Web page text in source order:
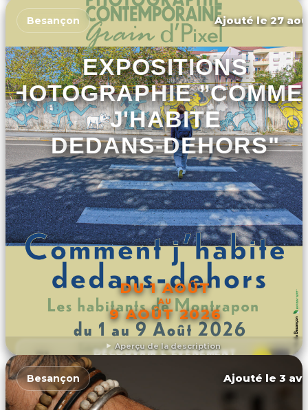
Aperçu de la description
Besançon Ajouté le 27
EXPOSITIONS
J'HABITE
DEDANS-DEHORS"
DU 1 AOÛT
AU
9 AOÛT 2026
DÉCOUVRIR L'ÉVÉNEMENT
Besançon Ajouté le 3